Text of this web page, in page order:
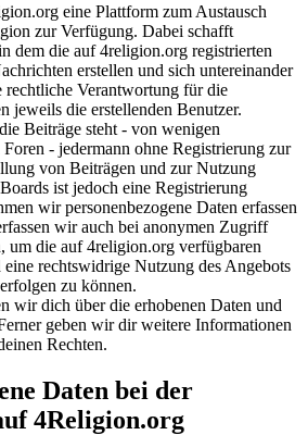
eine Plattform zum Austausch
zur Verfügung. Dabei schafft
dem die auf 4religion.org registrierten
erstellen und sich untereinander
rechtliche Verantwortung für die
jeweils die erstellenden Benutzer.
Beiträge steht - von wenigen
- jedermann ohne Registrierung zur
von Beiträgen und zur Nutzung
ist jedoch eine Registrierung
wir personenbezogene Daten erfassen
wir auch bei anonymen Zugriff
um die auf 4religion.org verfügbaren
rechtswidrige Nutzung des Angebots
zu können.
wir dich über die erhobenen Daten und
geben wir dir weitere Informationen
Rechten.
Daten bei der
4Religion.org